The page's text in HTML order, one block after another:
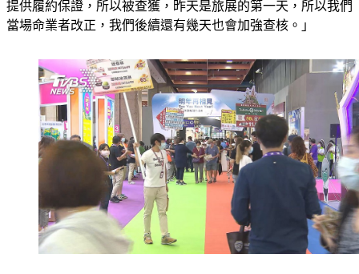
提供履約保證，所以被查獲，昨天是旅展的第一天，所以我們
當場命業者改正，我們後續還有幾天也會加強查核。」